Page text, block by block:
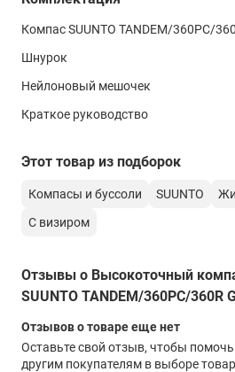
Крепление
Компас
градусы
Стрелка
картушка
Глобальная балансировка
Компас SUUNTO TANDEM/360PC/
Шнурок
Нейлоновый мешочек
Краткое руководство
Этот товар из подборок
Компасы и буссоли SUUNTO
С визиром
Отзывы о Высокоточный
SUUNTO TANDEM/360PC/360R G
Отзывов о товаре еще нет
Оставьте свой отзыв, чтобы помочь
другим покупателям в выборе